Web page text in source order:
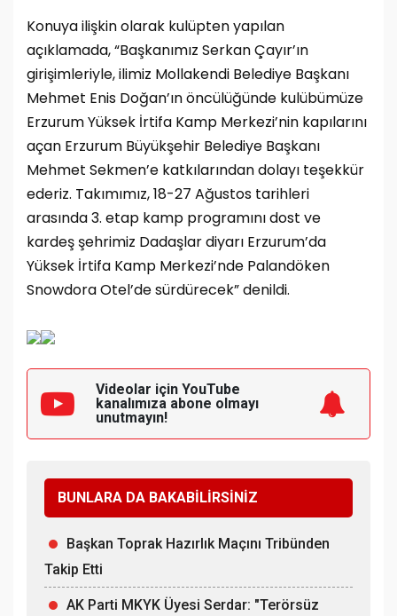
Konuya ilişkin olarak kulüpten yapılan
açıklamada, “Başkanımız Serkan Çayır’ın
girişimleriyle, ilimiz Mollakendi Belediye Başkanı
Mehmet Enis Doğan’ın öncülüğünde kulübümüze
Erzurum Yüksek İrtifa Kamp Merkezi’nin kapılarını
açan Erzurum Büyükşehir Belediye Başkanı
Mehmet Sekmen’e katkılarından dolayı teşekkür
ederiz. Takımımız, 18-27 Ağustos tarihleri
arasında 3. etap kamp programını dost ve
kardeş şehrimiz Dadaşlar diyarı Erzurum’da
Yüksek İrtifa Kamp Merkezi’nde Palandöken
Snowdora Otel’de sürdürecek” denildi.
Videolar için YouTube
kanalımıza abone olmayı
unutmayın!
BUNLARA DA BAKABİLİRSİNİZ
Başkan Toprak Hazırlık Maçını Tribünden
Takip Etti
AK Parti MKYK Üyesi Serdar: "Terörsüz